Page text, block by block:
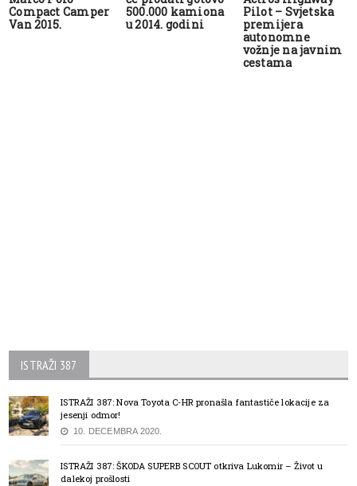
Compact Camper
Van 2015.
500.000 kamiona
u 2014. godini
Pilot – Svjetska
premijera
autonomne
vožnje na javnim
cestama
ISTRAŽI 387
ISTRAŽI 387: Nova Toyota C-HR pronašla fantastiče lokacije za
jesenji odmor!
10. DECEMBRA 2020.
ISTRAŽI 387: ŠKODA SUPERB SCOUT otkriva Lukomir – Život u
dalekoj prošlosti